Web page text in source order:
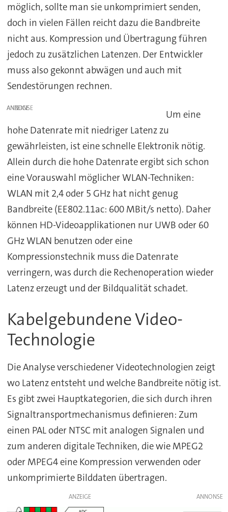
möglich, sollte man sie unkomprimiert senden,
doch in vielen Fällen reicht dazu die Bandbreite
nicht aus. Kompression und Übertragung führen
jedoch zu zusätzlichen Latenzen. Der Entwickler
muss also gekonnt abwägen und auch mit
Sendestörungen rechnen.
ANZEIGE
Um eine
hohe Datenrate mit niedriger Latenz zu
gewährleisten, ist eine schnelle Elektronik nötig.
Allein durch die hohe Datenrate ergibt sich schon
eine Vorauswahl möglicher WLAN-Techniken:
WLAN mit 2,4 oder 5 GHz hat nicht genug
Bandbreite (EE802.11ac: 600 MBit/s netto). Daher
können HD-Videoapplikationen nur UWB oder 60
GHz WLAN benutzen oder eine
Kompressionstechnik muss die Datenrate
verringern, was durch die Rechenoperation wieder
Latenz erzeugt und der Bildqualität schadet.
Kabelgebundene Video-
Technologie
Die Analyse verschiedener Videotechnologien zeigt
wo Latenz entsteht und welche Bandbreite nötig ist.
Es gibt zwei Hauptkategorien, die sich durch ihren
Signaltransportmechanismus definieren: Zum
einen PAL oder NTSC mit analogen Signalen und
zum anderen digitale Techniken, die wie MPEG2
oder MPEG4 eine Kompression verwenden oder
unkomprimierte Bilddaten übertragen.
ANZEIGE